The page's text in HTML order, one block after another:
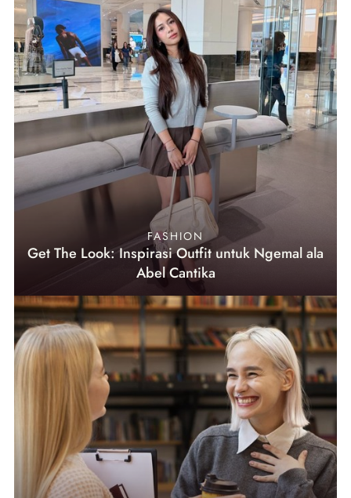
FASHION
Get The Look: Inspirasi Outfit untuk Ngemal ala
Abel Cantika